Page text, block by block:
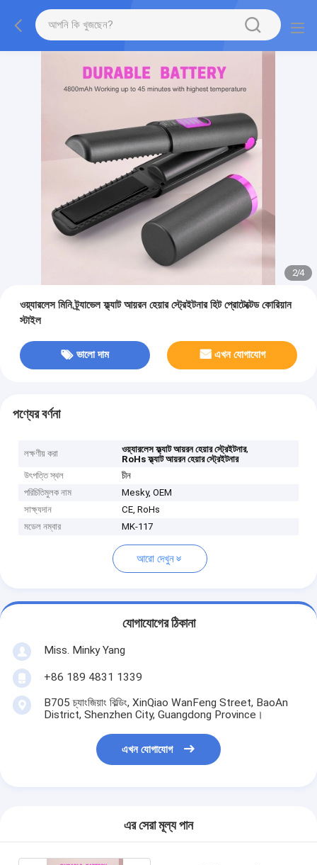
2/4
ওয়্যারলেস মিনি ট্র্যাভেল ফ্ল্যাট আয়রন হেয়ার স্ট্রেইটনার হিট প্রোটেক্টেড কোরিয়ান
স্টাইল
ভালো দাম এখন যোগাযোগ
পণ্যের বর্ণনা
লক্ষণীয় করা ওয়্যারলেস ফ্ল্যাট আয়রন হেয়ার স্ট্রেইটনার,
RoHs ফ্ল্যাট আয়রন হেয়ার স্ট্রেইটনার
উৎপত্তি স্থল
চীন
পরিচিতিমুলক নাম
Mesky, OEM
সাক্ষ্যদান
CE, RoHs
মডেল নম্বার
MK-117
আরো দেখুন
যোগাযোগের ঠিকানা
Miss. Minky Yang
+86 189 4831 1339
B705 চ্যাংজিয়াং বিল্ডিং, XinQiao WanFeng Street, BaoAn
District, Shenzhen City, Guangdong Province।
এখন যোগাযোগ
এর সেরা মূল্য পান